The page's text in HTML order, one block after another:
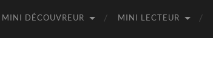
MINI DÉCOUVREUR MINI LECTEUR